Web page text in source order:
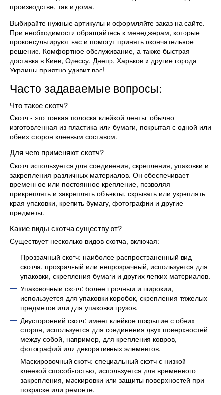
производстве, так и дома.
Выбирайте нужные артикулы и оформляйте заказ на сайте.
При необходимости обращайтесь к менеджерам, которые
проконсультируют вас и помогут принять окончательное
решение. Комфортное обслуживание, а также быстрая
доставка в Киев, Одессу, Днепр, Харьков и другие города
Украины приятно удивит вас!
Часто задаваемые вопросы:
Что такое скотч?
Скотч - это тонкая полоска клейкой ленты, обычно
изготовленная из пластика или бумаги, покрытая с одной или
обеих сторон клеевым составом.
Для чего применяют скотч?
Скотч используется для соединения, скрепления, упаковки и
закрепления различных материалов. Он обеспечивает
временное или постоянное крепление, позволяя
прикреплять и закреплять объекты, скрывать или укреплять
края упаковки, крепить бумагу, фотографии и другие
предметы.
Какие виды скотча существуют?
Существует несколько видов скотча, включая:
Прозрачный скотч: наиболее распространенный вид
скотча, прозрачный или непрозрачный, используется для
упаковки, скрепления бумаги и других легких материалов.
Упаковочный скотч: более прочный и широкий,
используется для упаковки коробок, скрепления тяжелых
предметов или для упаковки грузов.
Двусторонний скотч: имеет клейкое покрытие с обеих
сторон, используется для соединения двух поверхностей
между собой, например, для крепления ковров,
фотографий или декоративных элементов.
Маскировочный скотч: специальный скотч с низкой
клеевой способностью, используется для временного
закрепления, маскировки или защиты поверхностей при
покраске или ремонте.